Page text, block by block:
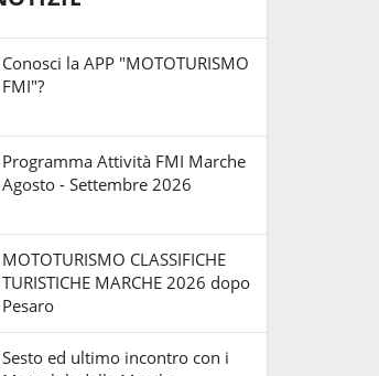
Conosci la APP "MOTOTURISMO
FMI"?
Programma Attività FMI Marche
Agosto - Settembre 2026
MOTOTURISMO CLASSIFICHE
TURISTICHE MARCHE 2026 dopo
Pesaro
Sesto ed ultimo incontro con i